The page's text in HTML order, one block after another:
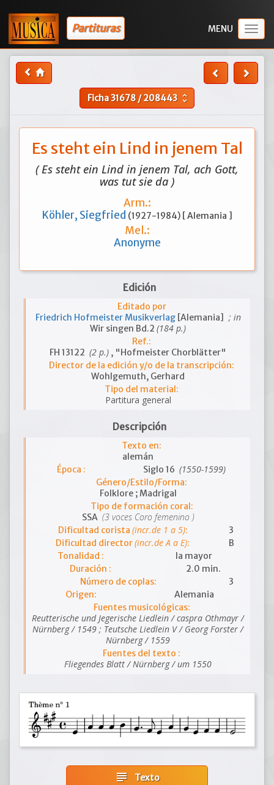
Partituras
Ficha31678/208443 unfold_more
Es steht ein Lind in jenem Tal
( Es steht ein Lind in jenem Tal, ach Gott,
was tut sie da )
Arm.:
Köhler, Siegfried (1927-1984) [ Alemania ]
Mel.:
Anonyme
Edición
Editado por
Friedrich Hofmeister Musikverlag [Alemania] ; in
Wir singen Bd.2 (184 p.)
Ref.:
FH 13122 (2 p.) , "Hofmeister Chorblätter"
Director de la edición y/o de la transcripción:
Wohlgemuth, Gerhard
Tipo del material:
Partitura general
Descripción
Texto en:
alemán
Época :
Siglo 16 (1550-1599)
Género/Estilo/Forma:
Folklore ; Madrigal
Tipo de formación coral:
SSA (3 voces Coro femenino )
Dificultad corista (incr.de 1 a 5):
3
Dificultad director(incr.de A a E):
B
Tonalidad :
la mayor
Duración :
2.0 min.
Número de coplas:
3
Origen:
Alemania
Fuentes musicológicas:
Reutterische und Jegerische Liedlein / caspra Othmayr /
Nürnberg / 1549 ; Teutsche Liedlein V / Georg Forster /
Nürnberg / 1559
Fuentes del texto :
Fliegendes Blatt / Nürnberg / um 1550
subject Texto